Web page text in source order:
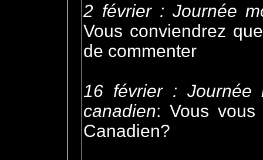
2 février : Journée
Vous conviendrez
de commenter
16 février : Journée
canadien: Vous vous
Canadien?